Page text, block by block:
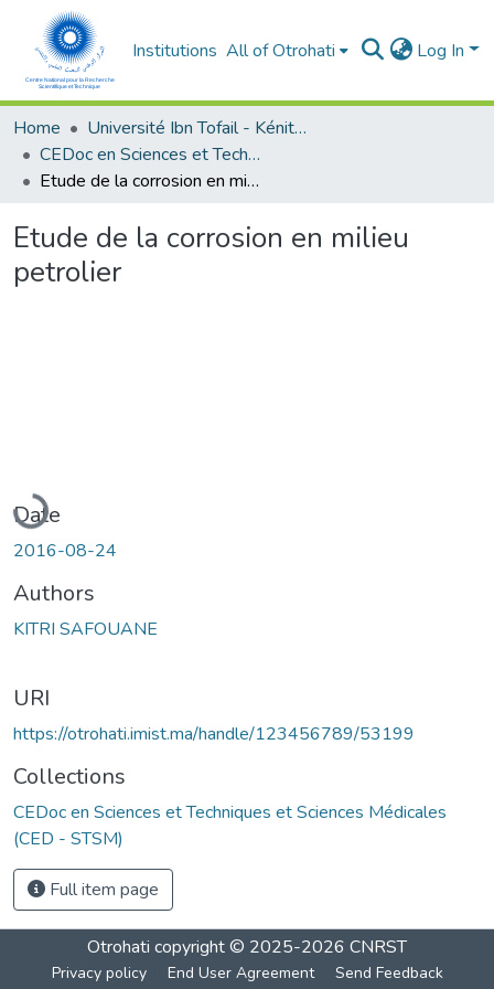
Institutions All of Otrohati Log In
Home
Université Ibn Tofail - Kénitra
CEDoc en Sciences et Techniques et Sciences Médicales (CED - STSM)
Etude de la corrosion en milieu petrolier
Etude de la corrosion en milieu
petrolier
Loading...
Date
2016-08-24
Authors
KITRI SAFOUANE
URI
https://otrohati.imist.ma/handle/123456789/53199
Collections
CEDoc en Sciences et Techniques et Sciences Médicales
(CED - STSM)
Full item page
Otrohati copyright © 2025-2026 CNRST
Privacy policy End User Agreement Send Feedback